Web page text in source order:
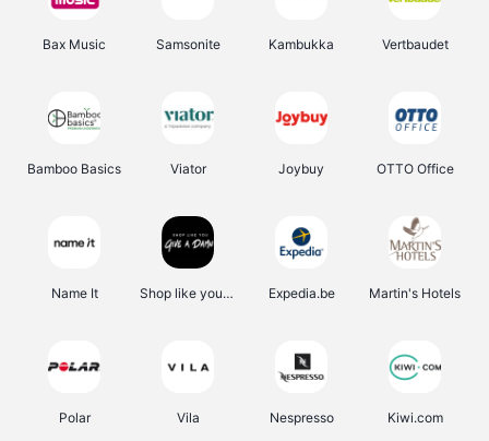
Bax Music Samsonite Kambukka Vertbaudet
Bamboo Basics Viator Joybuy OTTO Office
Name It Shop like you Give A Damn Expedia.be Martin's Hotels
Polar Vila Nespresso Kiwi.com